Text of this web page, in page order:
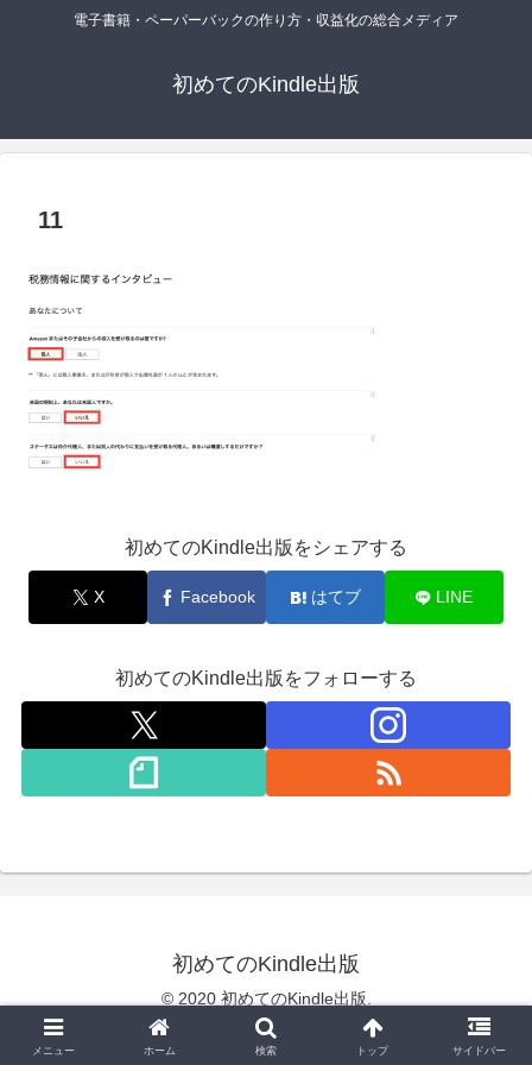
電子書籍・ペーパーバックの作り方・収益化の総合メディア
初めてのKindle出版
11
初めてのKindle出版をシェアする
X Facebook はてブ LINE
初めてのKindle出版をフォローする
初めてのKindle出版
© 2020 初めてのKindle出版.
メニュー ホーム 検索 トップ サイドバー